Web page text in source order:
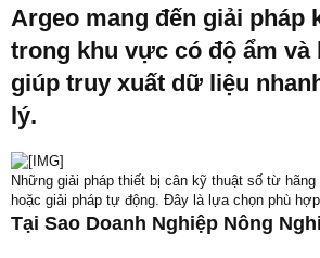
Argeo mang đến giải pháp
trong khu vực có độ ẩm
giúp truy xuất dữ liệu
lý.
Những giải pháp thiết bị cân kỹ thuật số từ
hoặc giải pháp tự động. Đây là lựa chọn phù
Tại Sao Doanh Nghiệp Nông